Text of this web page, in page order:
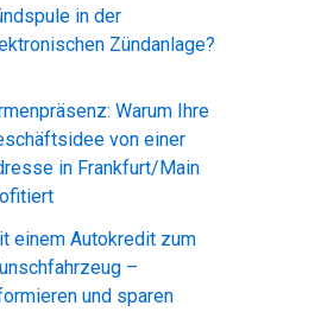
in der
Zündanlage?
Warum Ihre
von einer
in Frankfurt/Main
einem Autokredit zum
–
und sparen